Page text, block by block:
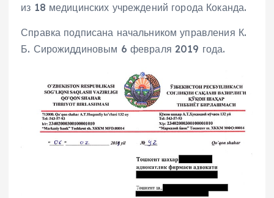
из 18 медицинских учреждений города Коканда.
Справка подписана начальником управления К.
Б. Сирожиддиновым 6 февраля 2019 года.